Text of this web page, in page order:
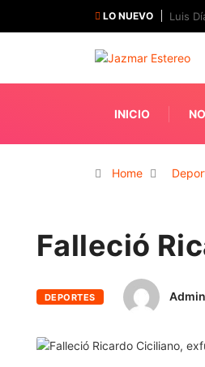
LO NUEVO Luis
INICIO
Home
Falleció
DEPORTES Admin